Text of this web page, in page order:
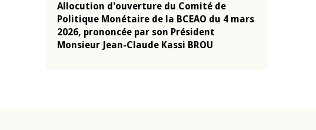
Allocution d'ouverture du Comité de
Politique Monétaire de la BCEAO du 4 mars
2026, prononcée par son Président
Monsieur Jean-Claude Kassi BROU